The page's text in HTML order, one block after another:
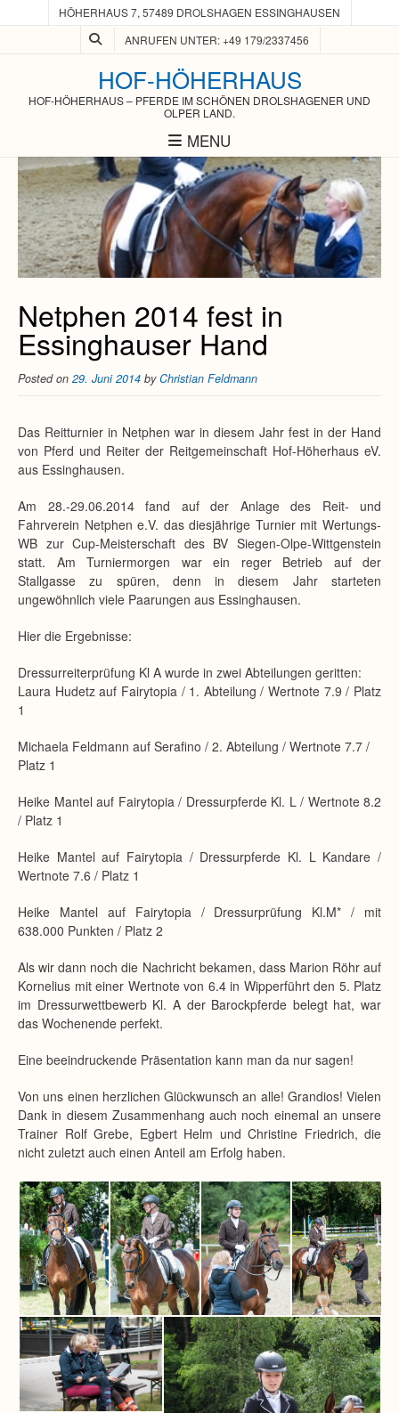
HÖHERHAUS 7, 57489 DROLSHAGEN ESSINGHAUSEN
ANRUFEN UNTER: +49 179/2337456
HOF-HÖHERHAUS
HOF-HÖHERHAUS – PFERDE IM SCHÖNEN DROLSHAGENER UND
OLPER LAND.
MENU
Netphen 2014 fest in
Essinghauser Hand
Posted on 29. Juni 2014 byChristian Feldmann
Das Reitturnier in Netphen war in diesem Jahr fest in der Hand
von Pferd und Reiter der Reitgemeinschaft Hof-Höherhaus eV.
aus Essinghausen.
Am 28.-29.06.2014 fand auf der Anlage des Reit- und
Fahrverein Netphen e.V. das diesjährige Turnier mit Wertungs-
WB zur Cup-Meisterschaft des BV Siegen-Olpe-Wittgenstein
statt. Am Turniermorgen war ein reger Betrieb auf der
Stallgasse zu spüren, denn in diesem Jahr starteten
ungewöhnlich viele Paarungen aus Essinghausen.
Hier die Ergebnisse:
Dressurreiterprüfung Kl A wurde in zwei Abteilungen geritten:
Laura Hudetz auf Fairytopia / 1. Abteilung / Wertnote 7.9 / Platz
1
Michaela Feldmann auf Serafino / 2. Abteilung / Wertnote 7.7 /
Platz 1
Heike Mantel auf Fairytopia / Dressurpferde Kl. L / Wertnote 8.2
/ Platz 1
Heike Mantel auf Fairytopia / Dressurpferde Kl. L Kandare /
Wertnote 7.6 / Platz 1
Heike Mantel auf Fairytopia / Dressurprüfung Kl.M* / mit
638.000 Punkten / Platz 2
Als wir dann noch die Nachricht bekamen, dass Marion Röhr auf
Kornelius mit einer Wertnote von 6.4 in Wipperführt den 5. Platz
im Dressurwettbewerb Kl. A der Barockpferde belegt hat, war
das Wochenende perfekt.
Eine beeindruckende Präsentation kann man da nur sagen!
Von uns einen herzlichen Glückwunsch an alle! Grandios! Vielen
Dank in diesem Zusammenhang auch noch einemal an unsere
Trainer Rolf Grebe, Egbert Helm und Christine Friedrich, die
nicht zuletzt auch einen Anteil am Erfolg haben.